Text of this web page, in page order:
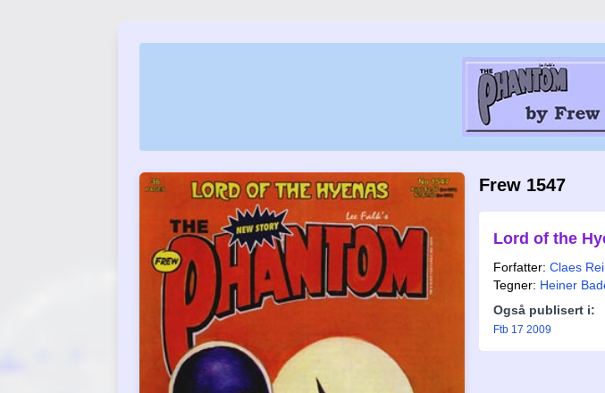
Frew 1547
Lord of the
Forfatter: Claes
Tegner: Heiner
Også publisert i:
Ftb 17 2009